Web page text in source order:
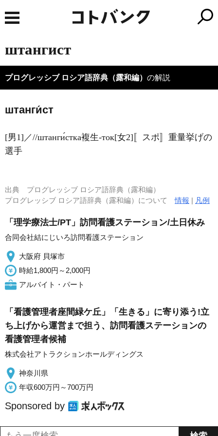
штангист
プログレッシブ ロシア語辞典（露和編） の解説
штанги́ст
[男1]／//штанги́стка複生-ток[女2]〚スポ〛重量挙げの
選手
出典 プログレッシブ ロシア語辞典（露和編）
プログレッシブ ロシア語辞典（露和編）について情報 | 凡例
「理学療法士/PT」訪問看護ステーション/土日休み
合同会社結にじいろ訪問看護ステーション
大阪府 貝塚市
時給1,800円～2,000円
アルバイト・パート
「看護管理者座間緑ケ丘」「生きる」に寄り添う!立
ち上げから運営まで担う、訪問看護ステーションの
看護管理者候補
株式会社アトラクションホールディングス
神奈川県
年収600万円～700万円
Sponsored by